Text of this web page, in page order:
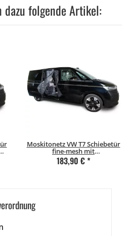
dazu folgende Artikel:
Moskitonetz VW T7 Schiebetür
fine-mesh mit
Magnetverschluss
Beifahrerseite (rechts)
183,90 €*